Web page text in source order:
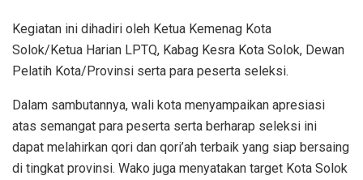
Kegiatan ini dihadiri oleh Ketua Kemenag Kota
Solok/Ketua Harian LPTQ, Kabag Kesra Kota Solok, Dewan
Pelatih Kota/Provinsi serta para peserta seleksi.
Dalam sambutannya, wali kota menyampaikan apresiasi
atas semangat para peserta serta berharap seleksi ini
dapat melahirkan qori dan qori’ah terbaik yang siap bersaing
di tingkat provinsi. Wako juga menyatakan target Kota Solok